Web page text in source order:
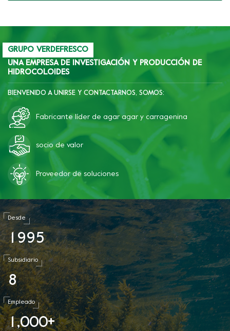
GRUPO VERDEFRESCO
UNA EMPRESA DE INVESTIGACIÓN Y PRODUCCIÓN DE
HIDROCOLOIDES
BIENVENIDO A UNIRSE Y CONTACTARNOS, SOMOS:
Fabricante líder de agar agar y carragenina
socio de valor
Proveedor de soluciones
Desde
1 995
Subsidiario
8
Empleado
1 ,000+